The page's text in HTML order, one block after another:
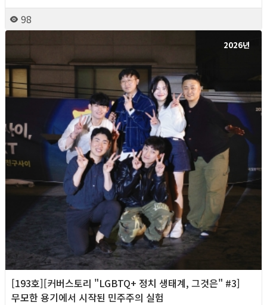
98
2026년
[193호][커버스토리 "LGBTQ+ 정치 생태계, 그것은" #3]
무모한 용기에서 시작된 민주주의 실험